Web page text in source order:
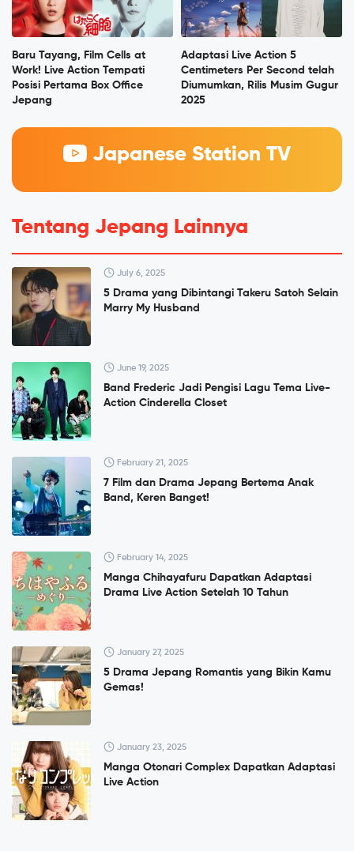
Baru Tayang, Film Cells at
Work! Live Action Tempati
Posisi Pertama Box Office
Jepang
Adaptasi Live Action 5
Centimeters Per Second telah
Diumumkan, Rilis Musim Gugur
2025
Japanese Station TV
Tentang Jepang Lainnya
July 6, 2025
5 Drama yang Dibintangi Takeru Satoh Selain
Marry My Husband
June 19, 2025
Band Frederic Jadi Pengisi Lagu Tema Live-
Action Cinderella Closet
February 21, 2025
7 Film dan Drama Jepang Bertema Anak
Band, Keren Banget!
February 14, 2025
Manga Chihayafuru Dapatkan Adaptasi
Drama Live Action Setelah 10 Tahun
January 27, 2025
5 Drama Jepang Romantis yang Bikin Kamu
Gemas!
January 23, 2025
Manga Otonari Complex Dapatkan Adaptasi
Live Action